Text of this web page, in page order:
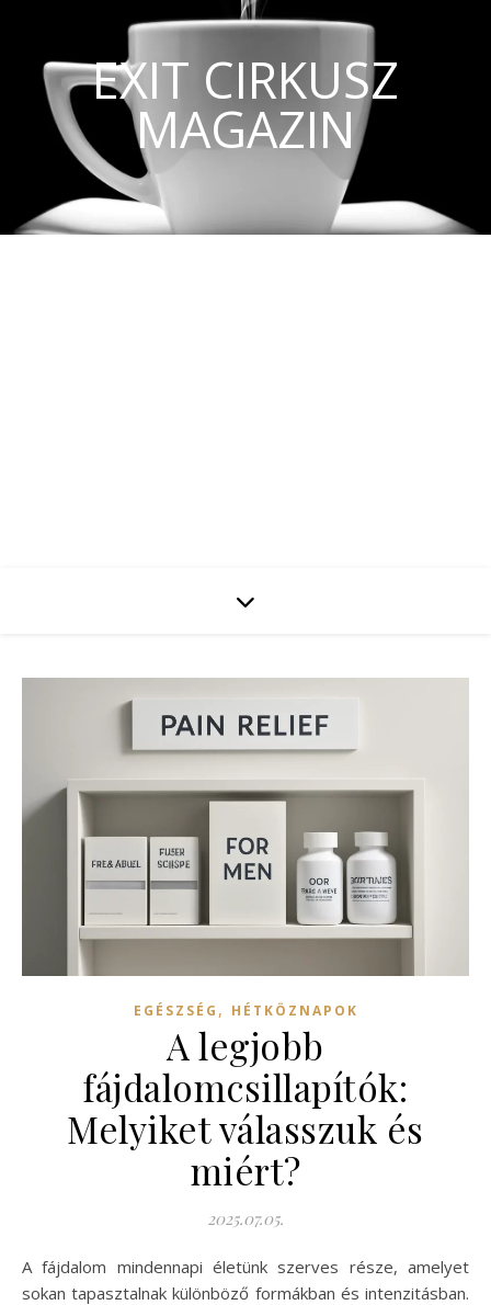
EXIT CIRKUSZ
MAGAZIN
EGÉSZSÉG , HÉTKÖZNAPOK
A legjobb
fájdalomcsillapítók:
Melyiket válasszuk és
miért?
2025.07.05.
A fájdalom mindennapi életünk szerves része, amelyet
sokan tapasztalnak különböző formákban és intenzitásban.